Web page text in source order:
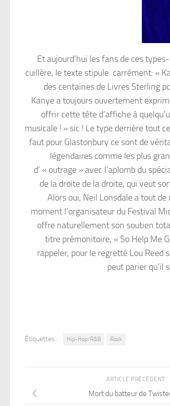
Et aujourd’hui les fans de ces
cuillère, le texte stipule carrément: «
des centaines de Livres Sterling
Kanye a toujours ouvertement
offrir cette tête d’affiche à
musicale ! » sic ! Le type derrière tout
faut pour Glastonbury ce sont de
légendaires comme les plus
d’ « outrage » avec l’aplomb du
de la droite de la droite, qui veut
Alors oui, Neil Lonsdale a tout
moment l’organisateur du Festival
offre naturellement son soutien
titre prémonitoire, « So Help Me
rappeler, pour le regretté Lou Reed
peut parier qu’il
Étiquettes : Hip-Hop/R&B Rock
ARTICLE PRÉCÉDENT
Mort du batteur de